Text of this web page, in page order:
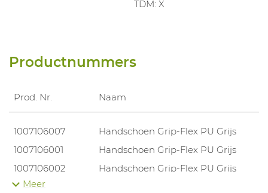
TDM: X
Productnummers
Prod. Nr. Naam
1007106007
Handschoen Grip-Flex PU Grijs
1007106001
Handschoen Grip-Flex PU Grijs
1007106002
Handschoen Grip-Flex PU Grijs
1007106003
Meer